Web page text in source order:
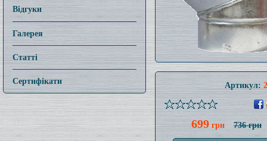
Відгуки
Галерея
Статті
Сертифікати Артикул:
699 грн 736 грн